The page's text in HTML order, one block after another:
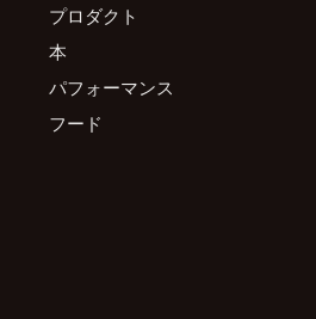
プロダクト
本
パフォーマンス
フード